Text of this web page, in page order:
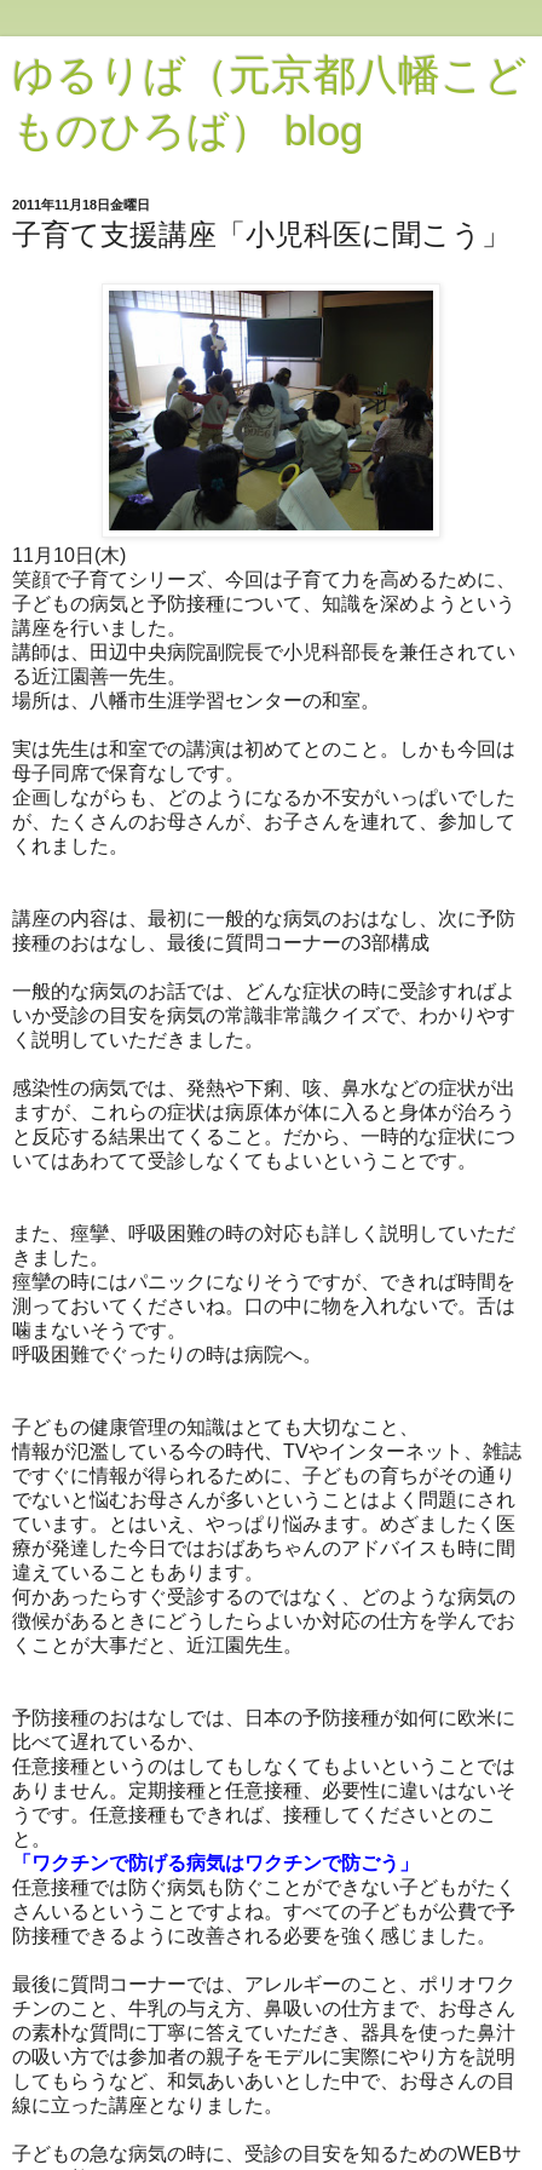
ゆるりば（元京都八幡こど
ものひろば） blog
2011年11月18日金曜日
子育て支援講座「小児科医に聞こう」
11月10日(木)
笑顔で子育てシリーズ、今回は子育て力を高めるために、
子どもの病気と予防接種について、知識を深めようという
講座を行いました。
講師は、田辺中央病院副院長で小児科部長を兼任されてい
る近江園善一先生。
場所は、八幡市生涯学習センターの和室。
実は先生は和室での講演は初めてとのこと。しかも今回は
母子同席で保育なしです。
企画しながらも、どのようになるか不安がいっぱいでした
が、たくさんのお母さんが、お子さんを連れて、参加して
くれました。
講座の内容は、最初に一般的な病気のおはなし、次に予防
接種のおはなし、最後に質問コーナーの3部構成
一般的な病気のお話では、どんな症状の時に受診すればよ
いか受診の目安を病気の常識非常識クイズで、わかりやす
く説明していただきました。
感染性の病気では、発熱や下痢、咳、鼻水などの症状が出
ますが、これらの症状は病原体が体に入ると身体が治ろう
と反応する結果出てくること。だから、一時的な症状につ
いてはあわてて受診しなくてもよいということです。
また、痙攣、呼吸困難の時の対応も詳しく説明していただ
きました。
痙攣の時にはパニックになりそうですが、できれば時間を
測っておいてくださいね。口の中に物を入れないで。舌は
噛まないそうです。
呼吸困難でぐったりの時は病院へ。
子どもの健康管理の知識はとても大切なこと、
情報が氾濫している今の時代、TVやインターネット、雑誌
ですぐに情報が得られるために、子どもの育ちがその通り
でないと悩むお母さんが多いということはよく問題にされ
ています。とはいえ、やっぱり悩みます。めざましたく医
療が発達した今日ではおばあちゃんのアドバイスも時に間
違えていることもあります。
何かあったらすぐ受診するのではなく、どのような病気の
徴候があるときにどうしたらよいか対応の仕方を学んでお
くことが大事だと、近江園先生。
予防接種のおはなしでは、日本の予防接種が如何に欧米に
比べて遅れているか、
任意接種というのはしてもしなくてもよいということでは
ありません。定期接種と任意接種、必要性に違いはないそ
うです。任意接種もできれば、接種してくださいとのこ
と。
「ワクチンで防げる病気はワクチンで防ごう」
任意接種では防ぐ病気も防ぐことができない子どもがたく
さんいるということですよね。すべての子どもが公費で予
防接種できるように改善される必要を強く感じました。
最後に質問コーナーでは、アレルギーのこと、ポリオワク
チンのこと、牛乳の与え方、鼻吸いの仕方まで、お母さん
の素朴な質問に丁寧に答えていただき、器具を使った鼻汁
の吸い方では参加者の親子をモデルに実際にやり方を説明
してもらうなど、和気あいあいとした中で、お母さんの目
線に立った講座となりました。
子どもの急な病気の時に、受診の目安を知るためのWEBサ